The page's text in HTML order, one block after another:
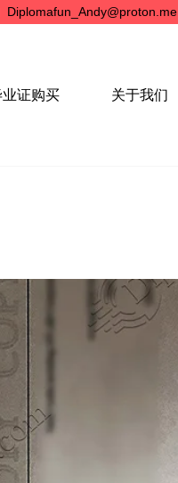
Diplomafun_Andy@proton.me
业证购买 关于我们